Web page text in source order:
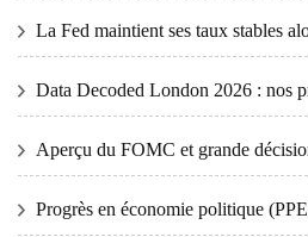
La Fed maintient ses taux stables
Data Decoded London 2026 : nos
Aperçu du FOMC et grande
Progrès en économie politique